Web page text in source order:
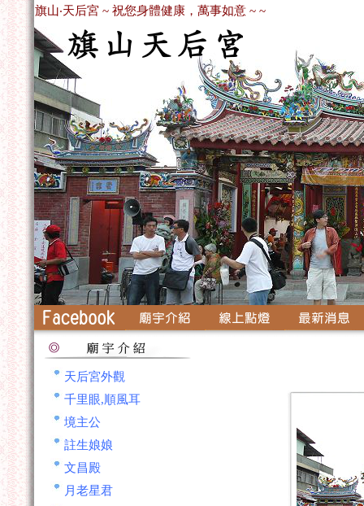
旗山‧天后宮 ~ 祝您身體健康，萬事如意 ~ ~
天后宮外觀
千里眼,順風耳
境主公
註生娘娘
文昌殿
月老星君